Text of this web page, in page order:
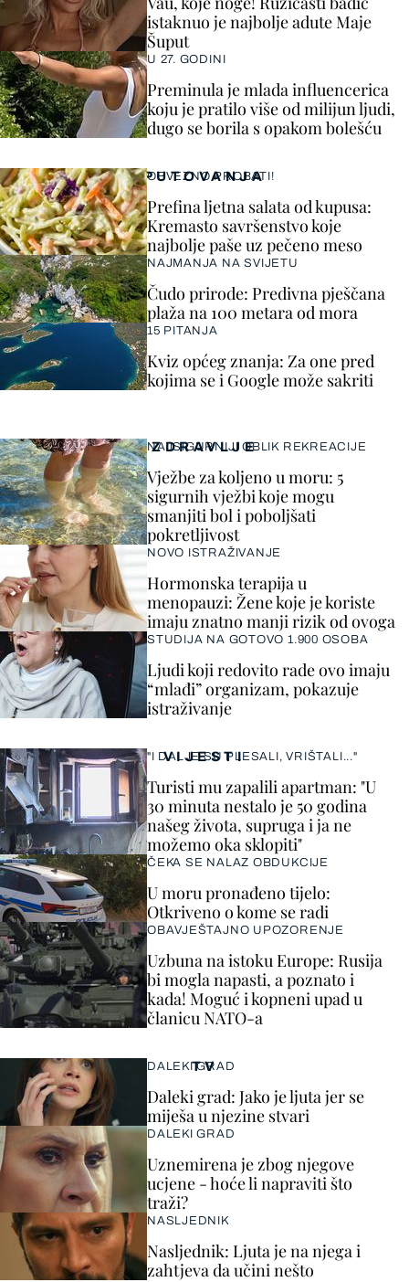
VIJESTI
"I DALJE SU PLESALI, VRIŠTALI..."
Turisti mu zapalili apartman: "U
30 minuta nestalo je 50 godina
našeg života, supruga i ja ne
možemo oka sklopiti"
ČEKA SE NALAZ OBDUKCIJE
U moru pronađeno tijelo:
Otkriveno o kome se radi
OBAVJEŠTAJNO UPOZORENJE
Uzbuna na istoku Europe: Rusija
bi mogla napasti, a poznato i
kada! Moguć i kopneni upad u
članicu NATO-a
istaknuo je najbolje adute Maje
Šuput
U 27. GODINI
Preminula je mlada influencerica
koju je pratilo više od milijun ljudi,
dugo se borila s opakom bolešću
ZDRAVLJE
NAJSIGURNIJI OBLIK REKREACIJE
Vježbe za koljeno u moru: 5
sigurnih vježbi koje mogu
smanjiti bol i poboljšati
pokretljivost
NOVO ISTRAŽIVANJE
Hormonska terapija u
menopauzi: Žene koje je koriste
imaju znatno manji rizik od ovoga
STUDIJA NA GOTOVO 1.900 OSOBA
Ljudi koji redovito rade ovo imaju
“mlađi” organizam, pokazuje
istraživanje
TV
DALEKI GRAD
Daleki grad: Jako je ljuta jer se
miješa u njezine stvari
DALEKI GRAD
Uznemirena je zbog njegove
ucjene - hoće li napraviti što
traži?
NASLJEDNIK
Nasljednik: Ljuta je na njega i
zahtjeva da učini nešto
PUTOVANJA
OBVEZNO PROBATI!
Prefina ljetna salata od kupusa:
Kremasto savršenstvo koje
najbolje paše uz pečeno meso
NAJMANJA NA SVIJETU
Čudo prirode: Predivna pješčana
plaža na 100 metara od mora
15 PITANJA
Kviz općeg znanja: Za one pred
kojima se i Google može sakriti